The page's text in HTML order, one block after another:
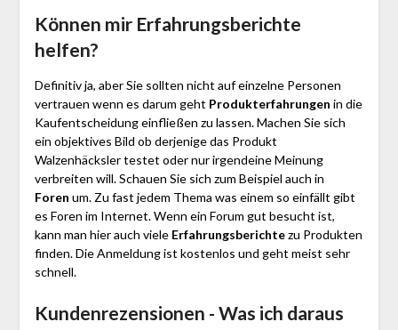
Können mir Erfahrungsberichte
helfen?
Definitiv ja, aber Sie sollten nicht auf einzelne Personen
vertrauen wenn es darum geht Produkterfahrungen in die
Kaufentscheidung einfließen zu lassen. Machen Sie sich
ein objektives Bild ob derjenige das Produkt
Walzenhäcksler testet oder nur irgendeine Meinung
verbreiten will. Schauen Sie sich zum Beispiel auch in
Foren um. Zu fast jedem Thema was einem so einfällt gibt
es Foren im Internet. Wenn ein Forum gut besucht ist,
kann man hier auch viele Erfahrungsberichtezu Produkten
finden. Die Anmeldung ist kostenlos und geht meist sehr
schnell.
Kundenrezensionen - Was ich daraus